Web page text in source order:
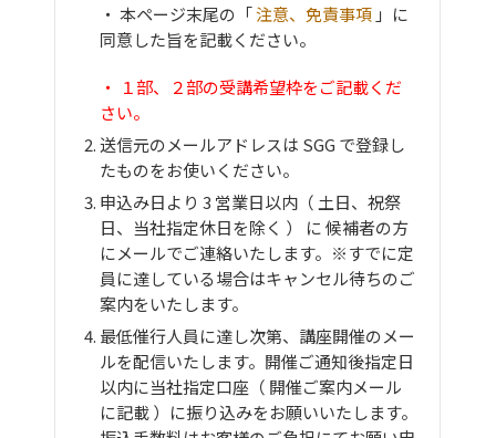
・ 本ページ末尾の「注意、免責事項 」に
同意した旨を記載ください。
・ １部、２部の受講希望枠をご記載くだ
さい。
送信元のメールアドレスは SGG で登録し
たものをお使いください。
申込み日より 3 営業日以内（ 土日、祝祭
日、当社指定休日を除く ） に 候補者の方
にメールでご連絡いたします。※すでに定
員に達している場合はキャンセル待ちのご
案内をいたします。
最低催行人員に達し次第、講座開催のメー
ルを配信いたします。開催ご通知後指定日
以内に当社指定口座（ 開催ご案内メール
に記載 ）に振り込みをお願いいたします。